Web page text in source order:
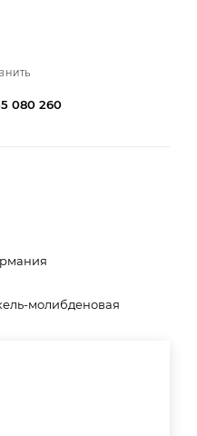
080 260
молибденовая